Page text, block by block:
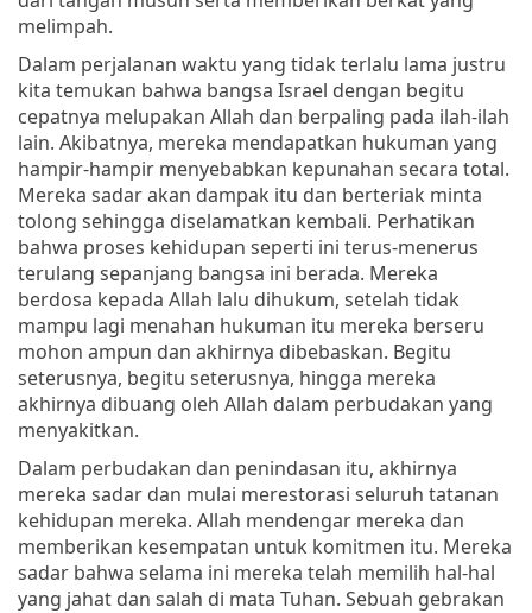
melimpah.
Dalam perjalanan waktu yang tidak terlalu lama justru
kita temukan bahwa bangsa Israel dengan begitu
cepatnya melupakan Allah dan berpaling pada ilah-ilah
lain. Akibatnya, mereka mendapatkan hukuman yang
hampir-hampir menyebabkan kepunahan secara total.
Mereka sadar akan dampak itu dan berteriak minta
tolong sehingga diselamatkan kembali. Perhatikan
bahwa proses kehidupan seperti ini terus-menerus
terulang sepanjang bangsa ini berada. Mereka
berdosa kepada Allah lalu dihukum, setelah tidak
mampu lagi menahan hukuman itu mereka berseru
mohon ampun dan akhirnya dibebaskan. Begitu
seterusnya, begitu seterusnya, hingga mereka
akhirnya dibuang oleh Allah dalam perbudakan yang
menyakitkan.
Dalam perbudakan dan penindasan itu, akhirnya
mereka sadar dan mulai merestorasi seluruh tatanan
kehidupan mereka. Allah mendengar mereka dan
memberikan kesempatan untuk komitmen itu. Mereka
sadar bahwa selama ini mereka telah memilih hal-hal
yang jahat dan salah di mata Tuhan. Sebuah gebrakan